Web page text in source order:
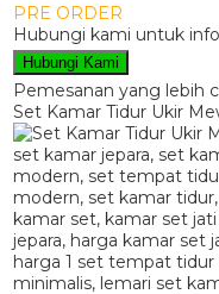
PRE ORDER
Hubungi kami untuk
Hubungi Kami
Pemesanan yang lebih
Set Kamar Tidur Ukir